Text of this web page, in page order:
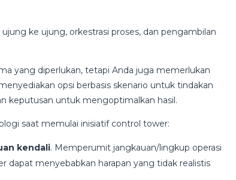
ke ujung, orkestrasi proses, dan pengambilan
yang diperlukan, tetapi Anda juga memerlukan
opsi berbasis skenario untuk tindakan
keputusan untuk mengoptimalkan hasil.
saat memulai inisiatif control tower:
kendali. Memperumit jangkauan/lingkup operasi
dapat menyebabkan harapan yang tidak realistis